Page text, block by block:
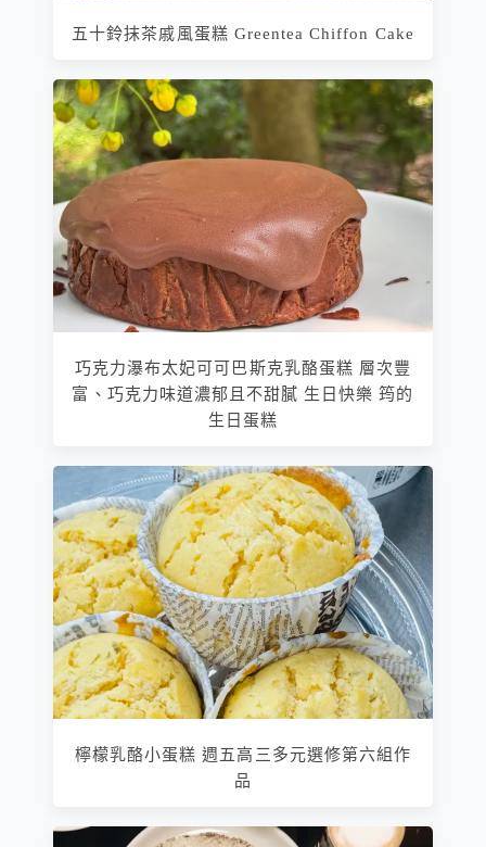
五十鈴抹茶戚風蛋糕 Greentea Chiffon Cake
巧克力瀑布太妃可可巴斯克乳酪蛋糕 層次豐
富、巧克力味道濃郁且不甜膩 生日快樂 筠的
生日蛋糕
檸檬乳酪小蛋糕 週五高三多元選修第六組作
品